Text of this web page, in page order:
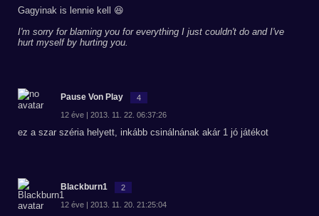
Gagyinak is lennie kell 😆
I'm sorry for blaming you for everything I just couldn't do and I've
hurt myself by hurting you.
Pause Von Play 4
12 éve | 2013. 11. 22. 06:37:26
ez a szar széria helyett, inkább csinálnának akár 1 jó játékot
Blackburn1 2
12 éve | 2013. 11. 20. 21:25:04